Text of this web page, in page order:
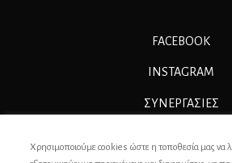
FACEBOOK
INSTAGRAM
ΣΥΝΕΡΓΑΣΊΕΣ
Χρησιμοποιούμε cookies ώστε η τοποθεσία μας να